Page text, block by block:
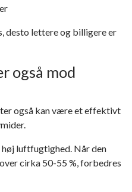
desto lettere og billigere er
også mod
også kan være et effektivt
luftfugtighed. Når den
cirka 50-55 %, forbedres